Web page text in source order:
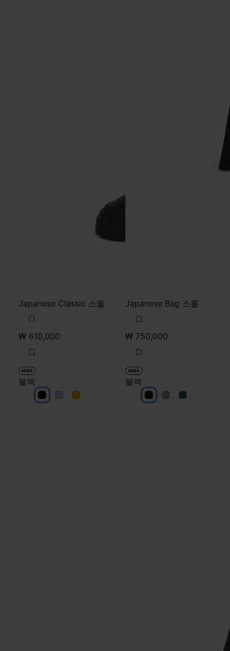
Japanese Classic 스몰
₩ 610,000
MM6
블랙
블랙
블랙
Japanese Bag 스몰
₩ 750,000
MM6
블랙
블랙 블랙 블랙